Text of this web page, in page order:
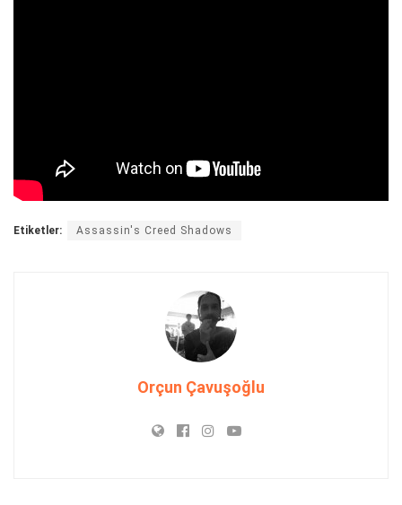
Etiketler: Assassin's Creed Shadows
Orçun Çavuşoğlu